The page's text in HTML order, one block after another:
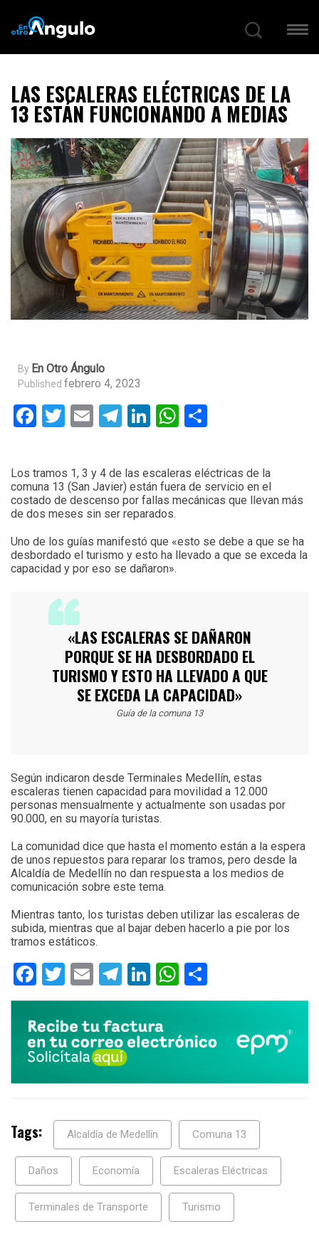
LAS ESCALERAS ELÉCTRICAS DE LA
13 ESTÁN FUNCIONANDO A MEDIAS
By En Otro Ángulo
Published febrero 4, 2023
Facebook
Twitter
EmailTelegram
LinkedIn
WhatsApp
Los tramos 1, 3 y 4 de las escaleras eléctricas de la
comuna 13 (San Javier) están fuera de servicio en el
costado de descenso por fallas mecánicas que llevan más
de dos meses sin ser reparados.
Uno de los guías manifestó que «esto se debe a que se ha
desbordado el turismo y esto ha llevado a que se exceda la
capacidad y por eso se dañaron».
«LAS ESCALERAS SE DAÑARON
PORQUE SE HA DESBORDADO EL
TURISMO Y ESTO HA LLEVADO A QUE
SE EXCEDA LA CAPACIDAD»
Guía de la comuna 13
Según indicaron desde Terminales Medellín, estas
escaleras tienen capacidad para movilidad a 12.000
personas mensualmente y actualmente son usadas por
90.000, en su mayoría turistas.
La comunidad dice que hasta el momento están a la espera
de unos repuestos para reparar los tramos, pero desde la
Alcaldía de Medellín no dan respuesta a los medios de
comunicación sobre este tema.
Mientras tanto, los turistas deben utilizar las escaleras de
subida, mientras que al bajar deben hacerlo a pie por los
tramos estáticos.
Facebook
Twitter
EmailTelegram
LinkedIn
WhatsApp
Tags: Alcaldía de Medellín Comuna 13
Daños Economía Escaleras Eléctricas
Terminales de Transporte Turismo